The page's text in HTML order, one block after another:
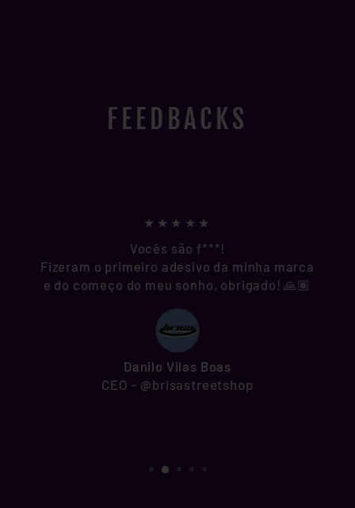
FEEDBACKS
★★★★★
Vocês são f***!
Fizeram o primeiro adesivo da minha marca
e do começo do meu sonho, obrigado! 🙏🏽
Danilo Vilas Boas
CEO - @brisastreetshop